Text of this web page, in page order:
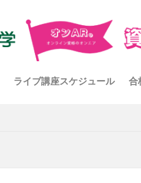
ライブ講座スケジュール 合